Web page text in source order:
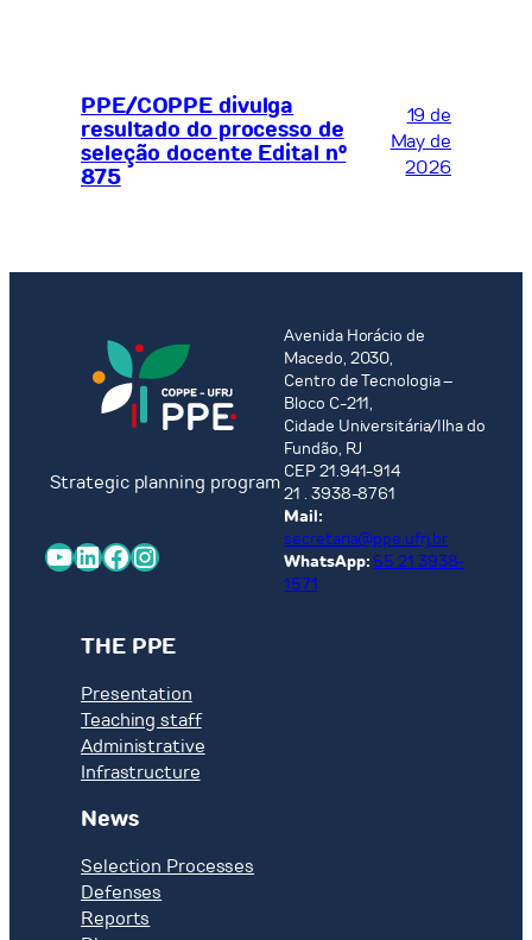
PPE/COPPE divulga
resultado do processo de
seleção docente Edital nº
875
19 de
May de
2026
Strategic planning program
YouTube LinkedIn Facebook Instagram
Avenida Horácio de
Macedo, 2030,
Centro de Tecnologia –
Bloco C-211,
Cidade Universitária/Ilha do
Fundão, RJ
CEP 21.941-914
21 . 3938-8761
Mail:
secretaria@ppe.ufrj.br
WhatsApp: 55 21 3938-
1571
THE PPE
Presentation
Teaching staff
Administrative
Infrastructure
News
Selection Processes
Defenses
Reports